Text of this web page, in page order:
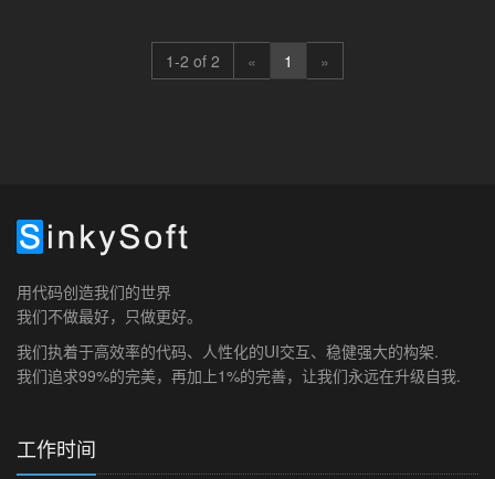
1-2 of 2 « 1 »
用代码创造我们的世界
我们不做最好，只做更好。
我们执着于高效率的代码、人性化的UI交互、稳健强大的构架.
我们追求99%的完美，再加上1%的完善，让我们永远在升级自我.
工作时间